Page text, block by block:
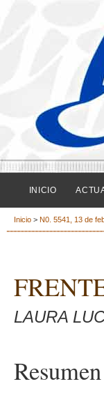
INICIO
Inicio > N0. 5541, 13 de
LAURA
Resumen